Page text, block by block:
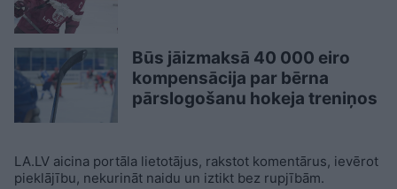
Būs jāizmaksā 40 000 eiro
kompensācija par bērna
pārslogošanu hokeja treniņos
LA.LV aicina portāla lietotājus, rakstot komentārus, ievērot
pieklājību, nekurināt naidu un iztikt bez rupjībām.